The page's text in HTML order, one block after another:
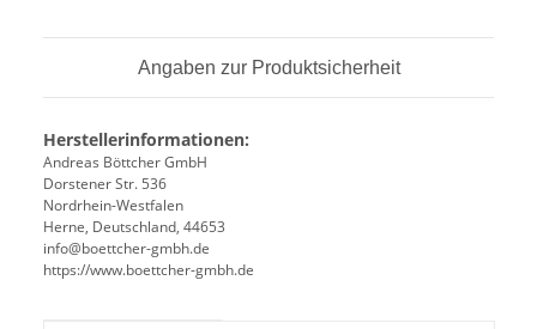
Angaben zur Produktsicherheit
Herstellerinformationen:
Andreas Böttcher GmbH
Dorstener Str. 536
Nordrhein-Westfalen
Herne, Deutschland, 44653
info@boettcher-gmbh.de
https://www.boettcher-gmbh.de